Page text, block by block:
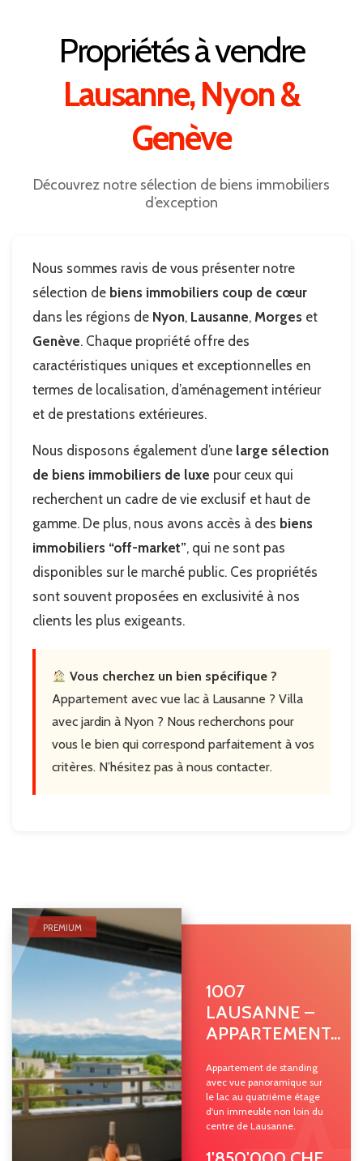
Propriétés à vendre
Lausanne, Nyon &
Genève
Découvrez notre sélection de biens immobiliers
d’exception
Nous sommes ravis de vous présenter notre
sélection de biens immobiliers coup de cœur
dans les régions de Nyon, Lausanne, Morges et
Genève. Chaque propriété offre des
caractéristiques uniques et exceptionnelles en
termes de localisation, d’aménagement intérieur
et de prestations extérieures.
Nous disposons également d’une large sélection
de biens immobiliers de luxe pour ceux qui
recherchent un cadre de vie exclusif et haut de
gamme. De plus, nous avons accès à des biens
immobiliers “off-market”, qui ne sont pas
disponibles sur le marché public. Ces propriétés
sont souvent proposées en exclusivité à nos
clients les plus exigeants.
Vous cherchez un bien spécifique ?
Appartement avec vue lac à Lausanne ? Villa
avec jardin à Nyon ? Nous recherchons pour
vous le bien qui correspond parfaitement à vos
critères. N’hésitez pas à nous contacter.
PREMIUM
1007
LAUSANNE –
APPARTEMENT...
Appartement de standing
avec vue panoramique sur
le lac au quatrième étage
d'un immeuble non loin du
centre de Lausanne.